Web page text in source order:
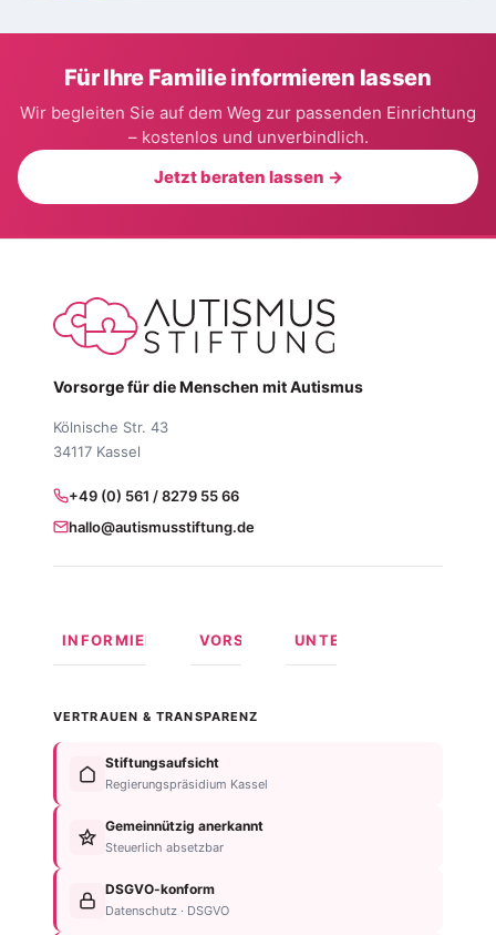
Für Ihre Familie informieren lassen
Wir begleiten Sie auf dem Weg zur passenden Einrichtung
– kostenlos und unverbindlich.
Jetzt beraten lassen →
Vorsorge für die Menschen mit Autismus
Kölnische Str. 43
34117 Kassel
+49 (0) 561 / 8279 55 66
hallo@autismusstiftung.de
INFORMIEREN
Formen
Autismus
Anzeichen
Diagnose
Betroffene
VORSORGEN
Behindertentestament
Im
Testament
Nachlassplanung
Zustiftung
Kind
absichern
UNTERSTÜTZEN
VERTRAUEN & TRANSPARENZ
Stiftungsaufsicht
Regierungspräsidium Kassel
Gemeinnützig anerkannt
Steuerlich absetzbar
DSGVO-konform
Datenschutz · DSGVO